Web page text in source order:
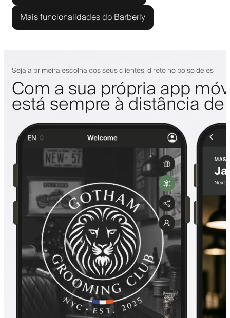
Mais funcionalidades do Barberly
Seja a primeira escolha dos seus clientes, direto no bolso deles
Com a sua própria app
está sempre à distância